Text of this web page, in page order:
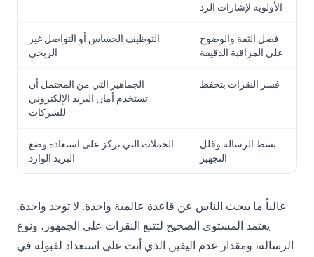
الأولوية لإشارات الرد
التوظيف الحساس أو التواصل غير
الربحي
فضل الثقة والوضوح
على المراقبة الدقيقة
الجماهير التي من المحتمل أن
تستخدم أمان البريد الإلكتروني
للشركات
فسر النقرات بتحفظ
الحملات التي تركز على استعادة وضع
البريد الوارد
بسط الرسالة وقلل
التجهيز
غالباً ما يبحث الناس عن قاعدة عالمية واحدة. لا توجد واحدة.
يعتمد المستوى الصحيح لتتبع النقرات على الجمهور، ونوع
الرسالة، ومقدار عدم اليقين الذي أنت على استعداد لقبوله في